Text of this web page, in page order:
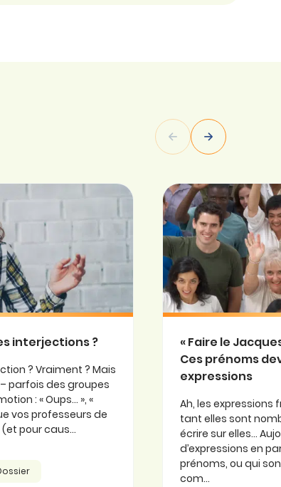
interjections ?
? Vraiment ? Mais
parfois des groupes
: « Oups… », «
vos professeurs de
pour caus...
« Faire le
Ces prénoms
expressions
Ah, les expressions
tant elles sont
écrire sur elles…
d’expressions en
prénoms, ou qui
com...